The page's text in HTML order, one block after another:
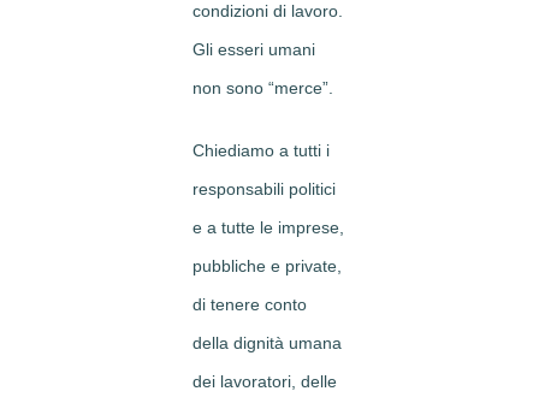
condizioni di lavoro.
Gli esseri umani
non sono “merce”.
Chiediamo a tutti i
responsabili politici
e a tutte le imprese,
pubbliche e private,
di tenere conto
della dignità umana
dei lavoratori, delle